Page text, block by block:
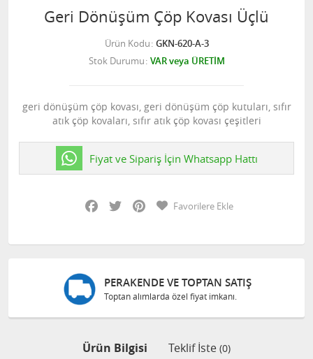
Geri Dönüşüm Çöp Kovası Üçlü
Ürün Kodu GKN-620-A-3
Stok Durumu VAR veya ÜRETİM
geri dönüşüm çöp kovası, geri dönüşüm çöp kutuları, sıfır
atık çöp kovaları, sıfır atık çöp kovası çeşitleri
Fiyat ve Sipariş İçin Whatsapp Hattı
Facebook
Twitter PinterestFavorilere Ekle
PERAKENDE VE TOPTAN SATIŞ
Toptan alımlarda özel fiyat imkanı.
Ürün Bilgisi Teklif İste (0)